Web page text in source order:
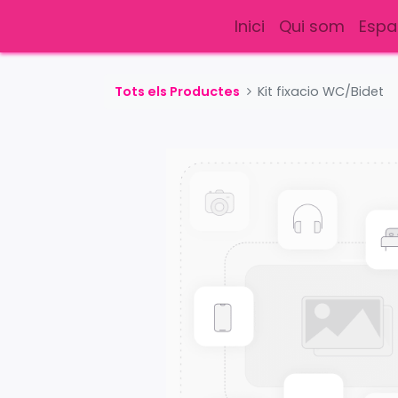
Inici Qui som
Tots els Productes Kit fixacio WC/Bidet